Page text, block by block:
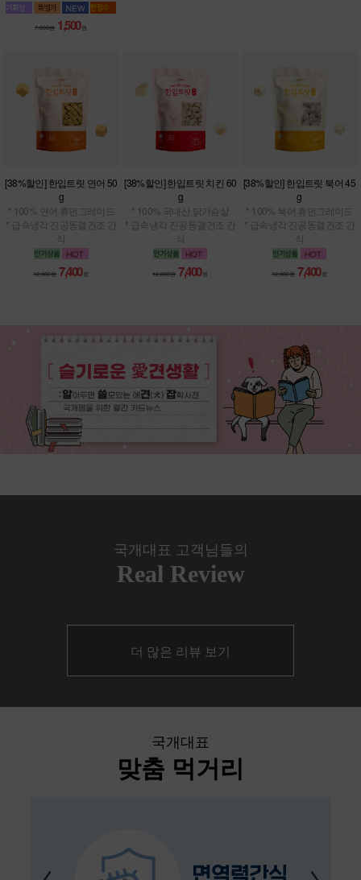
7,800원 1,500 원
[38%할인] 한입트릿 연어 50
g
* 100% 연어 휴먼그레이드
* 급속냉각 진공동결건조 간
식
12,000원 7,400 원
[38%할인] 한입트릿 치킨 60
g
* 100% 국내산 닭가슴살
* 급속냉각 진공동결건조 간
식
12,000원 7,400 원
[38%할인] 한입트릿 북어 45
g
* 100% 북어 휴먼그레이드
* 급속냉각 진공동결건조 간
식
12,000원 7,400 원
국개대표 고객님들의
Real Review
더 많은 리뷰 보기
국개대표
맞춤 먹거리